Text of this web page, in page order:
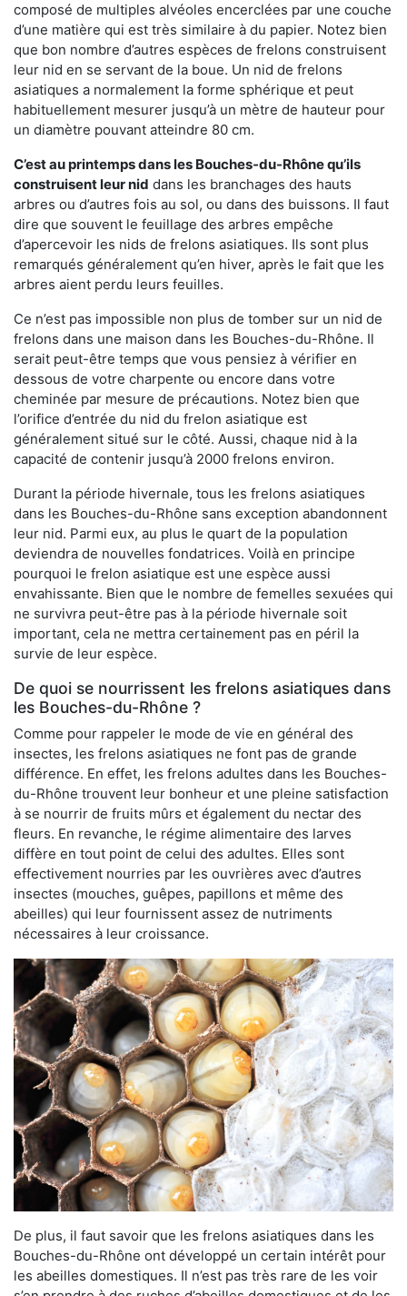
composé de multiples alvéoles encerclées par une couche
d’une matière qui est très similaire à du papier. Notez bien
que bon nombre d’autres espèces de frelons construisent
leur nid en se servant de la boue. Un nid de frelons
asiatiques a normalement la forme sphérique et peut
habituellement mesurer jusqu’à un mètre de hauteur pour
un diamètre pouvant atteindre 80 cm.
C’est au printemps dans les Bouches-du-Rhône qu’ils
construisent leur nid dans les branchages des hauts
arbres ou d’autres fois au sol, ou dans des buissons. Il faut
dire que souvent le feuillage des arbres empêche
d’apercevoir les nids de frelons asiatiques. Ils sont plus
remarqués généralement qu’en hiver, après le fait que les
arbres aient perdu leurs feuilles.
Ce n’est pas impossible non plus de tomber sur un nid de
frelons dans une maison dans les Bouches-du-Rhône. Il
serait peut-être temps que vous pensiez à vérifier en
dessous de votre charpente ou encore dans votre
cheminée par mesure de précautions. Notez bien que
l’orifice d’entrée du nid du frelon asiatique est
généralement situé sur le côté. Aussi, chaque nid à la
capacité de contenir jusqu’à 2000 frelons environ.
Durant la période hivernale, tous les frelons asiatiques
dans les Bouches-du-Rhône sans exception abandonnent
leur nid. Parmi eux, au plus le quart de la population
deviendra de nouvelles fondatrices. Voilà en principe
pourquoi le frelon asiatique est une espèce aussi
envahissante. Bien que le nombre de femelles sexuées qui
ne survivra peut-être pas à la période hivernale soit
important, cela ne mettra certainement pas en péril la
survie de leur espèce.
De quoi se nourrissent les frelons asiatiques dans
les Bouches-du-Rhône ?
Comme pour rappeler le mode de vie en général des
insectes, les frelons asiatiques ne font pas de grande
différence. En effet, les frelons adultes dans les Bouches-
du-Rhône trouvent leur bonheur et une pleine satisfaction
à se nourrir de fruits mûrs et également du nectar des
fleurs. En revanche, le régime alimentaire des larves
diffère en tout point de celui des adultes. Elles sont
effectivement nourries par les ouvrières avec d’autres
insectes (mouches, guêpes, papillons et même des
abeilles) qui leur fournissent assez de nutriments
nécessaires à leur croissance.
De plus, il faut savoir que les frelons asiatiques dans les
Bouches-du-Rhône ont développé un certain intérêt pour
les abeilles domestiques. Il n’est pas très rare de les voir